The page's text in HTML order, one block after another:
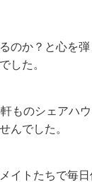
のか？と心を
した。
ものシェアハ
んでした。
イトたちで毎